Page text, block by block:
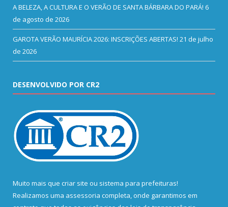
A BELEZA, A CULTURA E O VERÃO DE SANTA BÁRBARA DO PARÁ! 6
de agosto de 2026
GAROTA VERÃO MAURÍCIA 2026: INSCRIÇÕES ABERTAS! 21 de julho
de 2026
DESENVOLVIDO POR CR2
Muito mais que criar site ou sistema para prefeituras!
Realizamos uma assessoria completa, onde garantimos em